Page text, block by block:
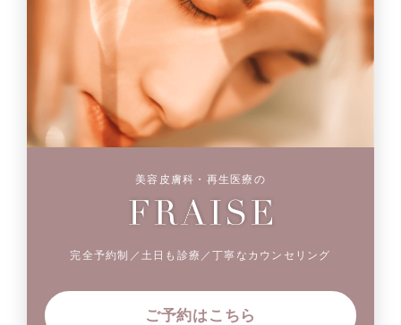
美容皮膚科・再生医療の
完全予約制／土日も診療／丁寧なカウンセリング
ご予約はこちら